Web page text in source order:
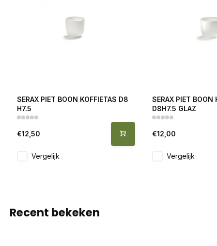
SERAX PIET BOON KOFFIETAS D8
H7.5
€12,50
Vergelijk
SERAX PIET BOON
D8H7.5 GLAZ
€12,00
Vergelijk
Recent bekeken